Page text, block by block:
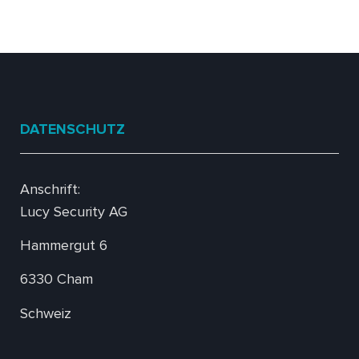
DATENSCHUTZ
Anschrift:
Lucy Security AG
Hammergut 6
6330 Cham
Schweiz